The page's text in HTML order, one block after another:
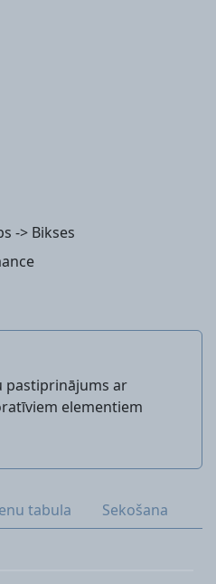
-> Bikses
pastiprinājums ar
elementiem
tabula Sekošana